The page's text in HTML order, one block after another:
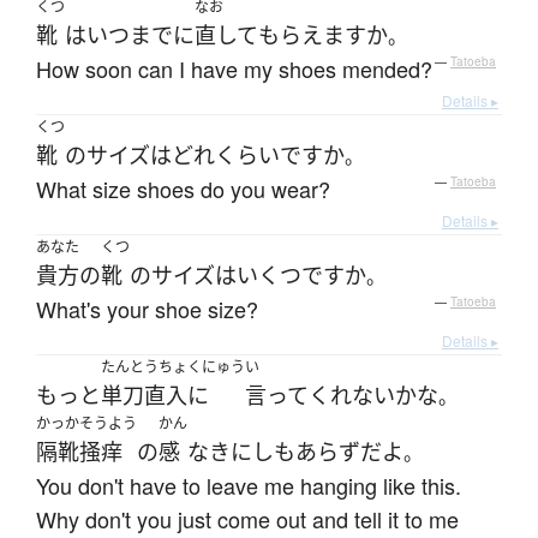
くつ
靴 はいつまでに
なお
直してもらえますか。
How soon can I have my shoes mended? — Tatoeba
Details ▸
くつ
靴 のサイズはどれくらいですか。
What size shoes do you wear? — Tatoeba
Details ▸
あなた
貴方の
くつ
靴 のサイズはいくつですか。
What's your shoe size? — Tatoeba
Details ▸
もっと
たんとうちょくにゅう
単刀直入に
い
言って くれないかな。
かっかそうよう
隔靴掻痒 の
かん
感 なきにしもあらずだよ。
You don't have to leave me hanging like this.
Why don't you just come out and tell it to me